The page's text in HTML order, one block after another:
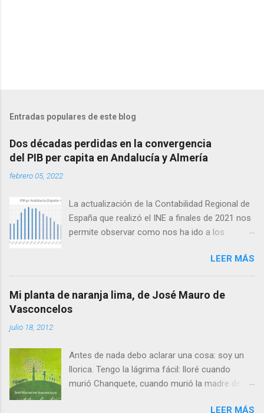
Entradas populares de este blog
Dos décadas perdidas en la convergencia
del PIB per capita en Andalucía y Almería
febrero 05, 2022
La actualización de la Contabilidad Regional de
España que realizó el INE a finales de 2021 nos
permite observar como nos ha ido a los
refiere en relación con el conjunto de España.
Antes de seguir conviene aclarar que
producción per cápita no es exactamente lo
mismo que renta per cápita, ya que esta difiere
del conjunto del Estado en forma de servicios
públicos y mayores ayudas. El gran agujero de
la pasada crisis financiera Lo cierto es que, tras
LEER MÁS
Mi planta de naranja lima, de José Mauro de
Vasconcelos
julio 18, 2012
Antes de nada debo aclarar una cosa: soy un
llorica. Tengo la lágrima fácil: lloré cuando
murió Chanquete, cuando murió la madre de
LEER MÁS